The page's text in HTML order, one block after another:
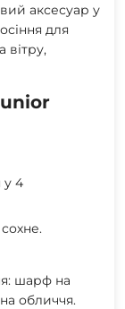
аксесуар у
для
вітру,
у 4
шарф на
обличчя.